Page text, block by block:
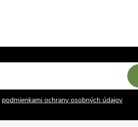
podmienkami ochrany osobných údajov